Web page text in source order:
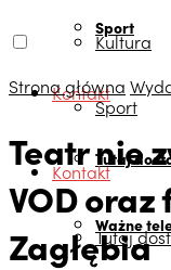
Sport
Kontakt
Tutaj
Ważne
Kultura
Sport
Kontakt
Tutaj
Strona główna
Teatr nie
VOD oraz
Zagłębia